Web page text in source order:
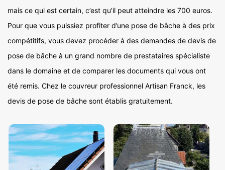
mais ce qui est certain, c’est qu’il peut atteindre les 700 euros.
Pour que vous puissiez profiter d’une pose de bâche à des prix
compétitifs, vous devez procéder à des demandes de devis de
pose de bâche à un grand nombre de prestataires spécialiste
dans le domaine et de comparer les documents qui vous ont
été remis. Chez le couvreur professionnel Artisan Franck, les
devis de pose de bâche sont établis gratuitement.